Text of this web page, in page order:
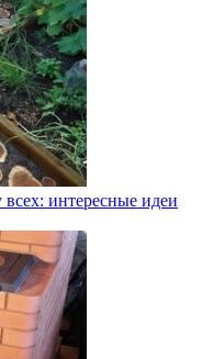
интересные идеи